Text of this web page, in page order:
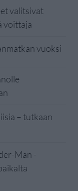
valitsivat
voittaja
vuoksi
– tutkaan
Man -